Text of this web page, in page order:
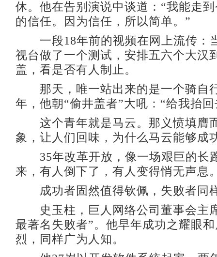
休。他在告别演说中谈道：“我能走
的信任。因为信任，所以简单。”
一段18年前的视频在网上流传：
视台做了一个测试，安排五六个大汉
盖，看是否有人制止。
那天，唯一站出来的是一个骑自
年，他朝“偷井盖者”大吼：“给我抬回
这个青年就是马云。那义愤填膺
象，让人们回味，为什么马云能够
35年改革开放，像一场艰巨的长
来，有人倒下了，有人变得悄无声息
成功者固然值得钦佩，失败者同
史玉柱，巨人网络公司董事会主
最著名失败者”。他早年成功之耀眼
烈，同样广为人知。